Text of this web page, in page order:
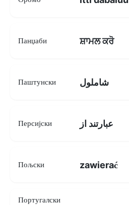
Панџаби ਸ਼ਾਮਲ ਕਰੋ
Паштунски شاملول
Персијски عبارتند از
Пољски zawierać
Португалски